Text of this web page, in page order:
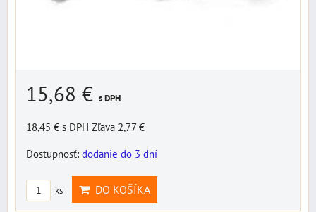
15,68 € s DPH
18,45 €s DPH Zľava 2,77 €
Dostupnosť: dodanie do 3 dní
ks DO KOŠÍKA